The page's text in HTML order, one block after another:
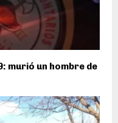
murió un hombre de